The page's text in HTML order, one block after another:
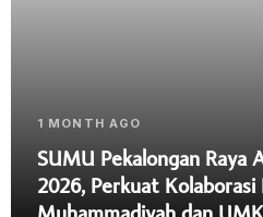
1 MONTH AGO
SUMU Pekalongan Raya
2026, Perkuat Kolaborasi